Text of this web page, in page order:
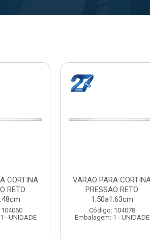
CORTINA
RETO
- UNIDADE
VARAL PARA TETO
MAXEB ACO 1.40m
Código: 104086
Embalagem: 1 - UNIDADE